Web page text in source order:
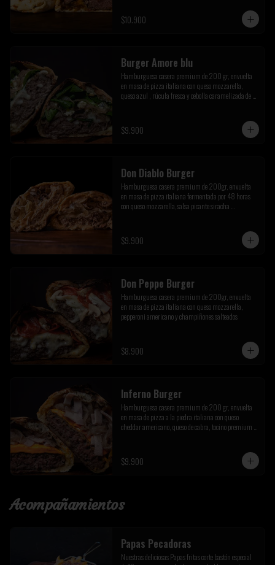
$10.900
Burger Amore blu
Hamburguesa casera premium de 200 gr, envuelta
en masa de pizza italiana con queso mozzarella,
queso azul , rúcula fresca y cebolla caramelizada de la
$9.900
Don Diablo Burger
Hamburguesa casera premium de 200gr, envuelta
en masa de pizza italiana fermentada por 48 horas
con queso mozzarella,salsa picante siracha
$9.900
Don Peppe Burger
Hamburguesa casera premium de 200gr, envuelta
en masa de pizza italiana con queso mozzarella,
pepperoni americano y champiñones salteados
$8.900
Inferno Burger
Hamburguesa casera premium de 200 gr, envuelta
en masa de pizza a la piedra italiana con queso
cheddar americano, queso de cabra, tocino premium y
$9.900
Acompañamientos
Papas Pecadoras
Nuestras deliciosas Papas fritas corte bastón especial